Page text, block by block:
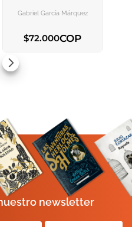
Gabriel García Márquez
$72.000COP
newsletter